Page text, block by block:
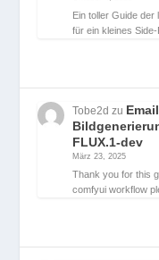
Ein toller Guide
für ein kleines
Tobe2d zu
FLUX.1-dev
März 23, 2025
Thank you for this
comfyui workflow